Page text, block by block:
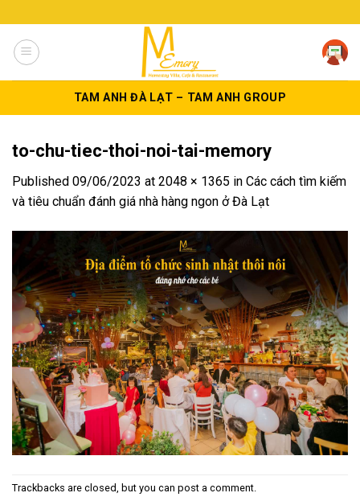
to
content
TAM ANH ĐÀ LẠT – TAM ANH GROUP
to-chu-tiec-thoi-noi-tai-memory
Published 09/06/2023 at 2048 × 1365 in Các cách tìm kiếm
và tiêu chuẩn đánh giá nhà hàng ngon ở Đà Lạt
Trackbacks are closed, but you can post a comment.